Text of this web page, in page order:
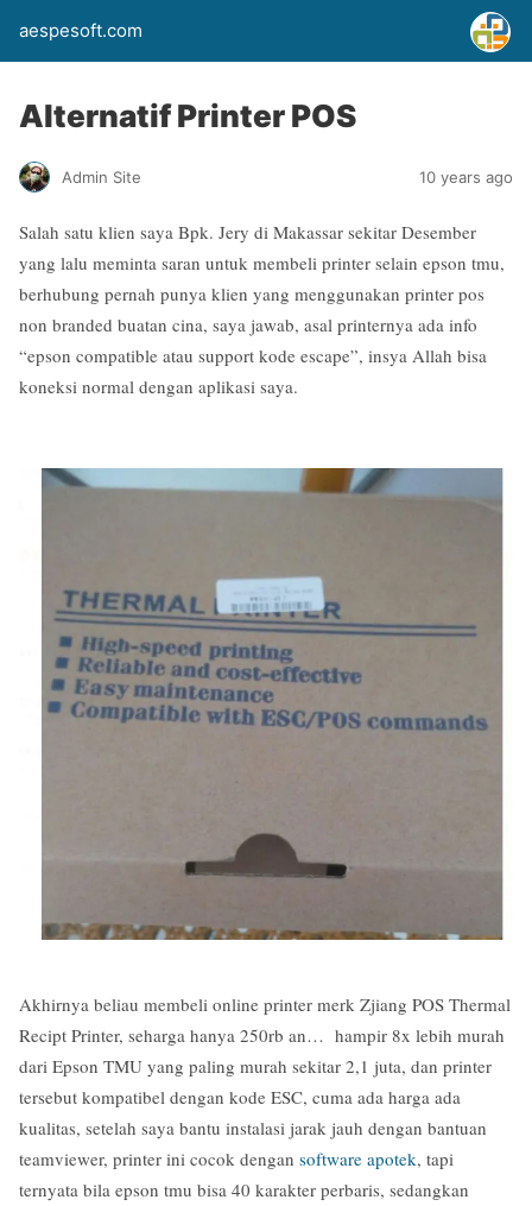
aespesoft.com
Alternatif Printer POS
Admin Site 10 years ago
Salah satu klien saya Bpk. Jery di Makassar sekitar Desember
yang lalu meminta saran untuk membeli printer selain epson tmu,
berhubung pernah punya klien yang menggunakan printer pos
non branded buatan cina, saya jawab, asal printernya ada info
“epson compatible atau support kode escape”, insya Allah bisa
koneksi normal dengan aplikasi saya.
Akhirnya beliau membeli online printer merk Zjiang POS Thermal
Recipt Printer, seharga hanya 250rb an… hampir 8x lebih murah
dari Epson TMU yang paling murah sekitar 2,1 juta, dan printer
tersebut kompatibel dengan kode ESC, cuma ada harga ada
kualitas, setelah saya bantu instalasi jarak jauh dengan bantuan
teamviewer, printer ini cocok dengan software apotek, tapi
ternyata bila epson tmu bisa 40 karakter perbaris, sedangkan